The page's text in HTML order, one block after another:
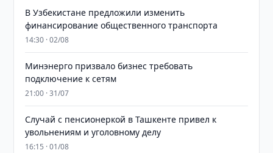
В Узбекистане предложили изменить
финансирование общественного транспорта
14:30 · 02/08
Минэнерго призвало бизнес требовать
подключение к сетям
21:00 · 31/07
Случай с пенсионеркой в Ташкенте привел к
увольнениям и уголовному делу
16:15 · 01/08